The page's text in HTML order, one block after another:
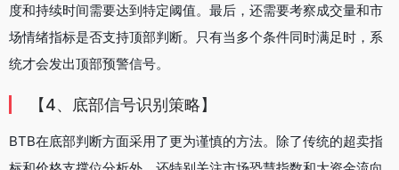
度和持续时间需要达到特定阈值。最后，还需要考察成交量和市
场情绪指标是否支持顶部判断。只有当多个条件同时满足时，系
统才会发出顶部预警信号。
【4、底部信号识别策略】
BTB在底部判断方面采用了更为谨慎的方法。除了传统的超卖指